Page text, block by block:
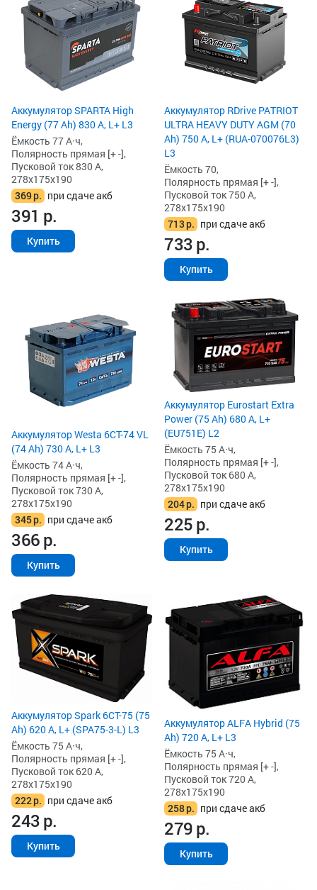
Аккумулятор SPARTA High
Energy (77 Ah) 830 А, L+ L3
Ёмкость 77 А·ч,
Полярность прямая [+ -],
Пусковой ток 830 А,
278x175x190
369р. при сдаче акб
391 р.
Купить
Аккумулятор RDrive PATRIOT
ULTRA HEAVY DUTY AGM (70
Ah) 750 А, L+ (RUA-070076L3)
L3
Ёмкость 70,
Полярность прямая [+ -],
Пусковой ток 750 А,
278x175x190
713р. при сдаче акб
733р.
Купить
Аккумулятор Westa 6СТ-74 VL
(74 Ah) 730 А, L+ L3
Ёмкость 74 А·ч,
Полярность прямая [+ -],
Пусковой ток 730 А,
278x175x190
345р. при сдаче акб
366р.
Купить
Аккумулятор Eurostart Extra
Power (75 Ah) 680 А, L+
(EU751E) L2
Ёмкость 75 А·ч,
Полярность прямая [+ -],
Пусковой ток 680 А,
278x175x190
204р. при сдаче акб
225р.
Купить
Аккумулятор Spark 6СТ-75 (75
Ah) 620 А, L+ (SPA75-3-L) L3
Ёмкость 75 А·ч,
Полярность прямая [+ -],
Пусковой ток 620 А,
278x175x190
222р. при сдаче акб
243р.
Купить
Аккумулятор ALFA Hybrid (75
Ah) 720 А, L+ L3
Ёмкость 75 А·ч,
Полярность прямая [+ -],
Пусковой ток 720 А,
278x175x190
258р. при сдаче акб
279р.
Купить